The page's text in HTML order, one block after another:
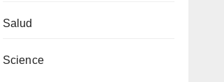
Salud
Science